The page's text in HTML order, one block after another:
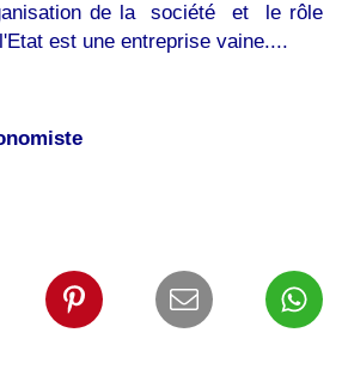
de la société et le rôle
est une entreprise vaine....